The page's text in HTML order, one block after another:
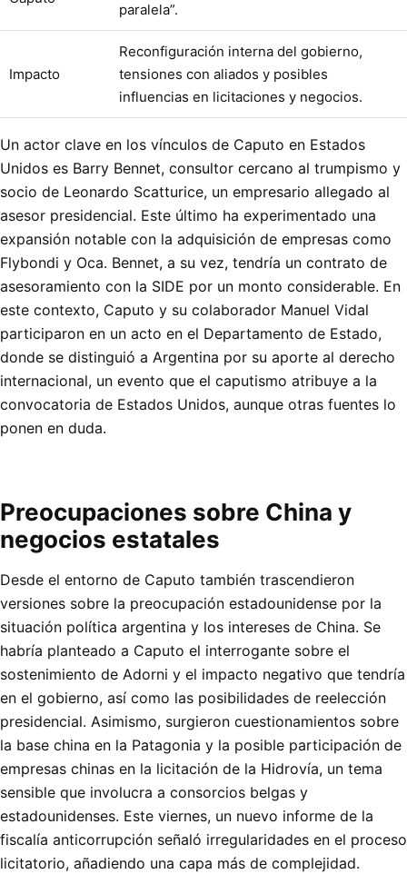
paralela”.
Impacto
Reconfiguración interna del gobierno,
tensiones con aliados y posibles
influencias en licitaciones y negocios.
Un actor clave en los vínculos de Caputo en Estados
Unidos es Barry Bennet, consultor cercano al trumpismo y
socio de Leonardo Scatturice, un empresario allegado al
asesor presidencial. Este último ha experimentado una
expansión notable con la adquisición de empresas como
Flybondi y Oca. Bennet, a su vez, tendría un contrato de
asesoramiento con la SIDE por un monto considerable. En
este contexto, Caputo y su colaborador Manuel Vidal
participaron en un acto en el Departamento de Estado,
donde se distinguió a Argentina por su aporte al derecho
internacional, un evento que el caputismo atribuye a la
convocatoria de Estados Unidos, aunque otras fuentes lo
ponen en duda.
Preocupaciones sobre China y
negocios estatales
Desde el entorno de Caputo también trascendieron
versiones sobre la preocupación estadounidense por la
situación política argentina y los intereses de China. Se
habría planteado a Caputo el interrogante sobre el
sostenimiento de Adorni y el impacto negativo que tendría
en el gobierno, así como las posibilidades de reelección
presidencial. Asimismo, surgieron cuestionamientos sobre
la base china en la Patagonia y la posible participación de
empresas chinas en la licitación de la Hidrovía, un tema
sensible que involucra a consorcios belgas y
estadounidenses. Este viernes, un nuevo informe de la
fiscalía anticorrupción señaló irregularidades en el proceso
licitatorio, añadiendo una capa más de complejidad.